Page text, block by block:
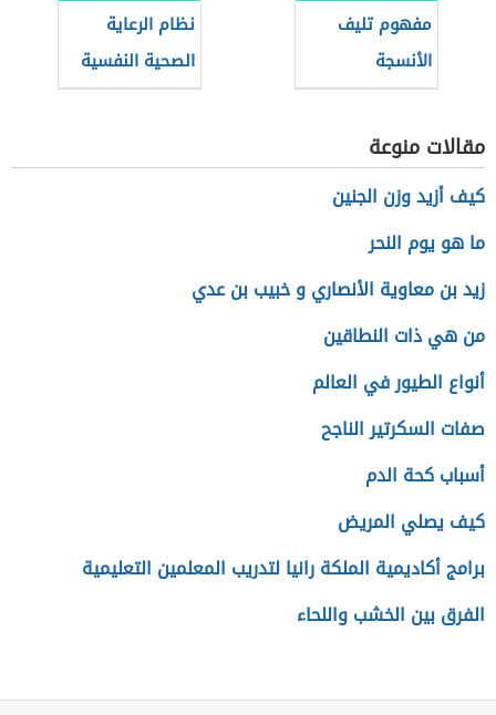
مفهوم تليف
الأنسجة
نظام الرعاية
الصحية النفسية
(نظام سعودي)
مقالات منوعة
كيف أزيد وزن الجنين
ما هو يوم النحر
زيد بن معاوية الأنصاري و خبيب بن عدي
من هي ذات النطاقين
أنواع الطيور في العالم
صفات السكرتير الناجح
أسباب كحة الدم
كيف يصلي المريض
برامج أكاديمية الملكة رانيا لتدريب المعلمين التعليمية
الفرق بين الخشب واللحاء